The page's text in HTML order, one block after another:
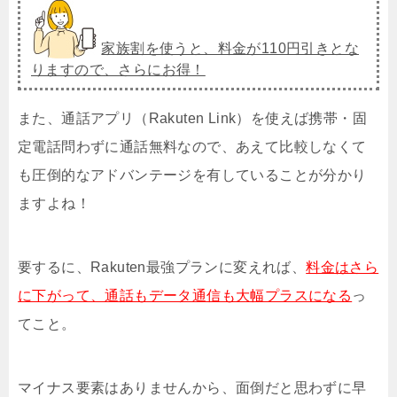
家族割を使うと、料金が110円引きとな
りますので、さらにお得！
また、通話アプリ（Rakuten Link）を使えば携帯・固
定電話問わずに通話無料なので、あえて比較しなくて
も圧倒的なアドバンテージを有していることが分かり
ますよね！
要するに、Rakuten最強プランに変えれば、料金はさら
に下がって、通話もデータ通信も大幅プラスになる っ
てこと。
マイナス要素はありませんから、面倒だと思わずに早